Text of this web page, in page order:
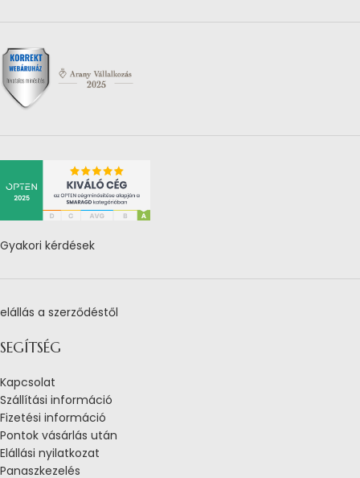
Gyakori kérdések
elállás a szerződéstől
SEGÍTSÉG
Kapcsolat
Szállítási információ
Fizetési információ
Pontok vásárlás után
Elállási nyilatkozat
Panaszkezelés